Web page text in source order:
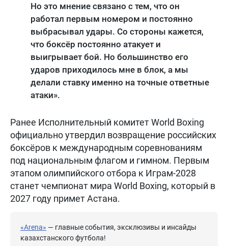
Но это мнение связано с тем, что он
работал первым номером и постоянно
выбрасывал удары. Со стороны кажется,
что боксёр постоянно атакует и
выигрывает бой. Но большинство его
ударов приходилось мне в блок, а мы
делали ставку именно на точные ответные
атаки».
Ранее Исполнительный комитет World Boxing
официально утвердил возвращение российских
боксёров к международным соревнованиям
под национальным флагом и гимном. Первым
этапом олимпийского отбора к Играм-2028
станет чемпионат мира World Boxing, который в
2027 году примет Астана.
«Arena» — главные события, эксклюзивы и инсайды
казахстанского футбола!